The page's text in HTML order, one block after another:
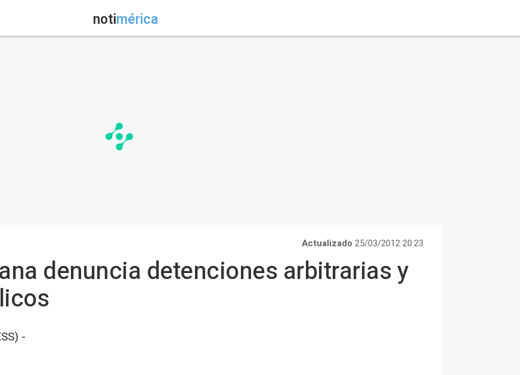
notimérica
Actualizado 25/03/2012 20:23
denuncia detenciones arbitrarias y
-